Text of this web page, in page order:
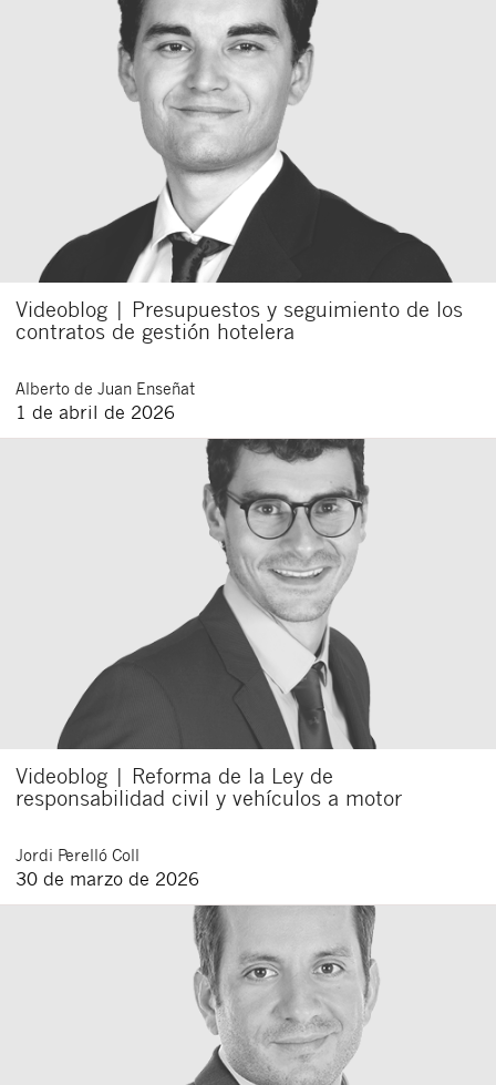
Videoblog | Presupuestos y seguimiento de los
contratos de gestión hotelera
Alberto de Juan Enseñat
1 de abril de 2026
Videoblog | Reforma de la Ley de
responsabilidad civil y vehículos a motor
Jordi Perelló Coll
30 de marzo de 2026